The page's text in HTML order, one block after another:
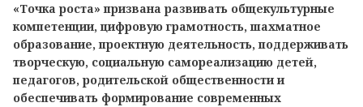
«Точка роста» призвана развивать общекультурные
компетенции, цифровую грамотность, шахматное
образование, проектную деятельность, поддерживать
творческую, социальную самореализацию детей,
педагогов, родительской общественности и
обеспечивать формирование современных